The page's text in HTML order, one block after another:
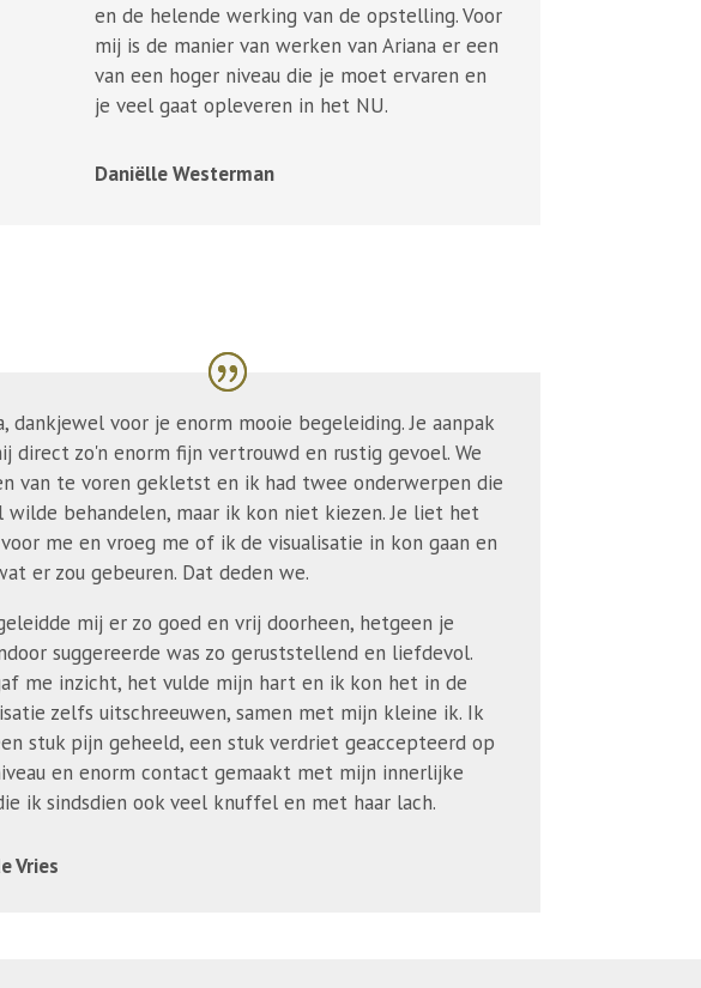
en de helende werking van de opstelling. Voor
mij is de manier van werken van Ariana er een
van een hoger niveau die je moet ervaren en
je veel gaat opleveren in het NU.
Daniëlle Westerman
dankjewel voor je enorm mooie begeleiding. Je aanpak
direct zo'n enorm fijn vertrouwd en rustig gevoel. We
van te voren gekletst en ik had twee onderwerpen die
wilde behandelen, maar ik kon niet kiezen. Je liet het
me en vroeg me of ik de visualisatie in kon gaan en
er zou gebeuren. Dat deden we.
mij er zo goed en vrij doorheen, hetgeen je
suggereerde was zo geruststellend en liefdevol.
me inzicht, het vulde mijn hart en ik kon het in de
zelfs uitschreeuwen, samen met mijn kleine ik. Ik
stuk pijn geheeld, een stuk verdriet geaccepteerd op
en enorm contact gemaakt met mijn innerlijke
ik sindsdien ook veel knuffel en met haar lach.
Vries